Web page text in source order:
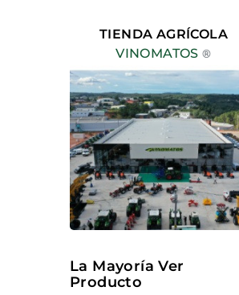
TIENDA AGRÍCOLA
VINOMATOS®
La Mayoría Ver
Producto